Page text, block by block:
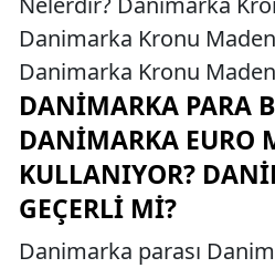
Danimarka Kronu
Danimarka Kronu
DANIMARKA PARA
DANIMARKA EURO
KULLANIYOR?
GEÇERLI MI?
Danimarka parası